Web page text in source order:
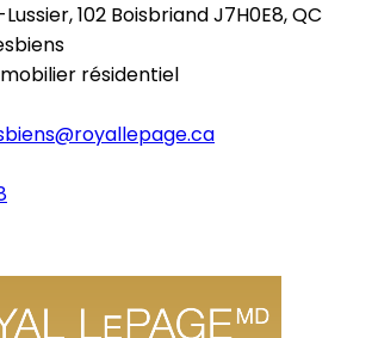
102 Boisbriand J7H0E8, QC
résidentiel